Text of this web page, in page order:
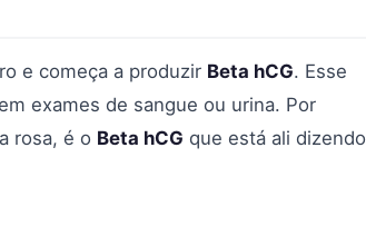
e começa a produzir Beta hCG. Esse
exames de sangue ou urina. Por
rosa, é o Beta hCG que está ali dizendo